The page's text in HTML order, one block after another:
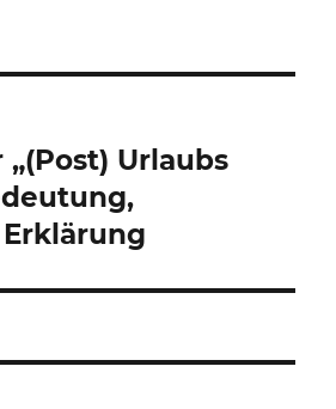
Urlaubs